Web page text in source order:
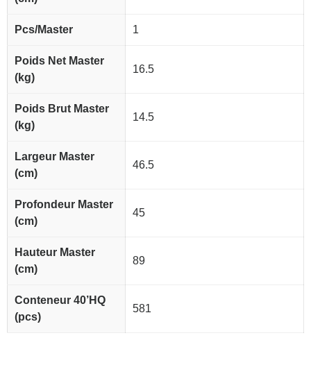
Pcs/Master 1
Poids Net Master
(kg)
16.5
Poids Brut Master
(kg)
14.5
Largeur Master
(cm)
46.5
Profondeur Master
(cm)
45
Hauteur Master
(cm)
89
Conteneur 40’HQ
(pcs)
581